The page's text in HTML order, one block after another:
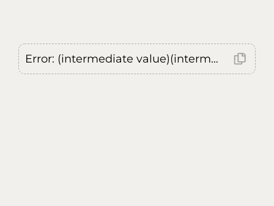
Error: (intermediate value)(intermediate value)(intermediate value).replaceAll is not a function